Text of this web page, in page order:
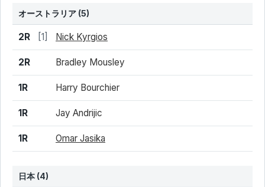
オーストラリア (5)
結果 シード 選手名
2R [1] Nick Kyrgios
2R Bradley Mousley
1R Harry Bourchier
1R Jay Andrijic
1R Omar Jasika
日本 (4)